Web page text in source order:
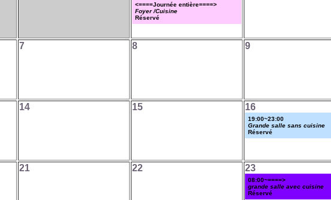
<====Journée entière====>
Foyer /Cuisine
Réservé
7 8 9
14 15 16
19:00~23:00
Grande salle sans cuisine
Réservé
21 22 23
08:00~====>
grande salle avec cuisine
Réservé